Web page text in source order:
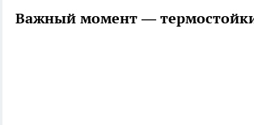
Важный момент —